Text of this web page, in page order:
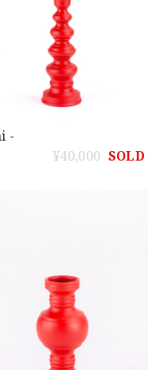
-
¥40,000 SOLD